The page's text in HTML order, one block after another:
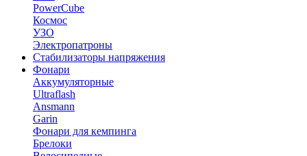
PowerCube
Космос
УЗО
Электропатроны
Стабилизаторы напряжения
Фонари
Аккумуляторные
Ultraflash
Ansmann
Garin
Фонари для кемпинга
Брелоки